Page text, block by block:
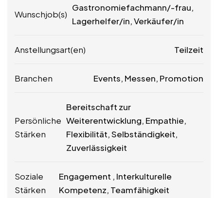
Wunschjob(s)
Gastronomiefachmann/-frau,
Lagerhelfer/in, Verkäufer/in
Anstellungsart(en) Teilzeit
Branchen Events, Messen, Promotion
Persönliche
Stärken
Bereitschaft zur
Weiterentwicklung, Empathie,
Flexibilität, Selbständigkeit,
Zuverlässigkeit
Soziale
Stärken
Engagement , Interkulturelle
Kompetenz, Teamfähigkeit